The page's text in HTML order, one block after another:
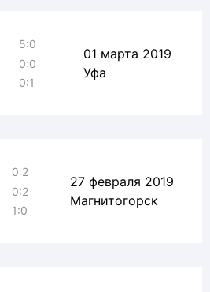
5:0
0:0
0:1
01 марта 2019
Уфа
0:2
0:2
1:0
27 февраля 2019
Магнитогорск